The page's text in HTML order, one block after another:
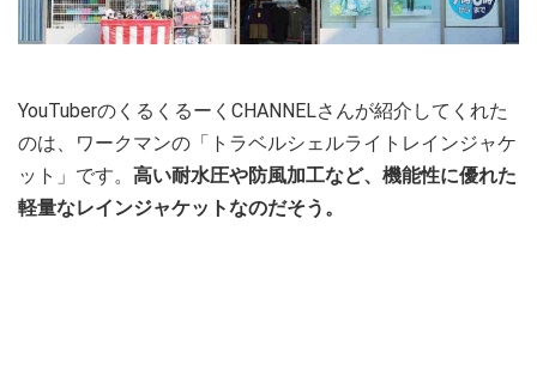
YouTuberのくるくるーくCHANNELさんが紹介してくれた
のは、ワークマンの「トラベルシェルライトレインジャケ
ット」です。 高い耐水圧や防風加工など、機能性に優れた
軽量なレインジャケットなのだそう。